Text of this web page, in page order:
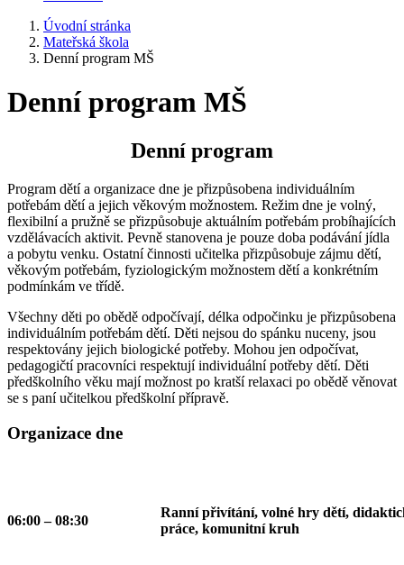
Úvodní stránka
Mateřská škola
Denní program MŠ
Denní program MŠ
Denní program
Program dětí a organizace dne je přizpůsobena individuálním
potřebám dětí a jejich věkovým možnostem. Režim dne je volný,
flexibilní a pružně se přizpůsobuje aktuálním potřebám probíhajících
vzdělávacích aktivit. Pevně stanovena je pouze doba podávání jídla
a pobytu venku. Ostatní činnosti učitelka přizpůsobuje zájmu dětí,
věkovým potřebám, fyziologickým možnostem dětí a konkrétním
podmínkám ve třídě.
Všechny děti po obědě odpočívají, délka odpočinku je přizpůsobena
individuálním potřebám dětí. Děti nejsou do spánku nuceny, jsou
respektovány jejich biologické potřeby. Mohou jen odpočívat,
pedagogičtí pracovníci respektují individuální potřeby dětí. Děti
předškolního věku mají možnost po kratší relaxaci po obědě věnovat
se s paní učitelkou předškolní přípravě.
Organizace dne
06:00 – 08:30
Ranní přivítání, volné hry dětí,
práce, komunitní kruh